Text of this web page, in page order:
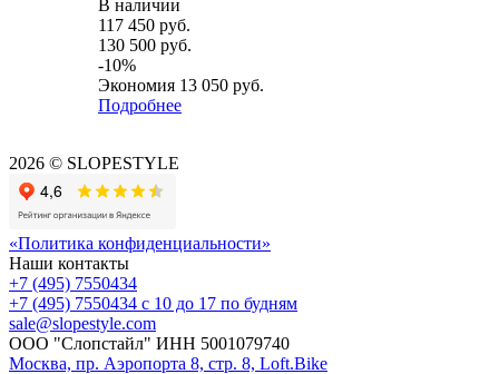
В наличии
117 450 руб.
130 500 руб.
-10%
Экономия 13 050 руб.
Подробнее
2026 © SLOPESTYLE
«Политика конфиденциальности»
Наши контакты
+7 (495) 7550434
+7 (495) 7550434 с 10 до 17 по будням
sale@slopestyle.com
ООО "Слопстайл" ИНН 5001079740
Москва, пр. Аэропорта 8, стр. 8, Loft.Bike